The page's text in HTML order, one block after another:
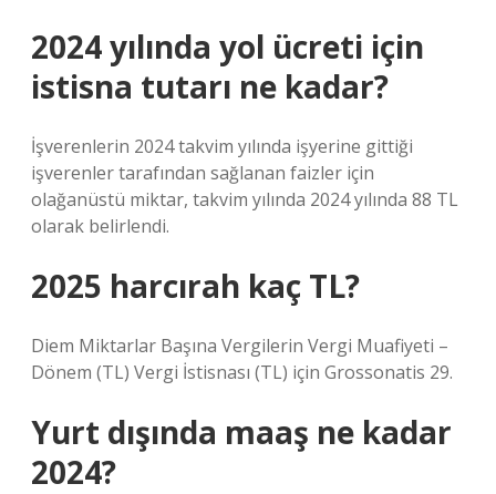
2024 yılında yol ücreti için
istisna tutarı ne kadar?
İşverenlerin 2024 takvim yılında işyerine gittiği
işverenler tarafından sağlanan faizler için
olağanüstü miktar, takvim yılında 2024 yılında 88 TL
olarak belirlendi.
2025 harcırah kaç TL?
Diem Miktarlar Başına Vergilerin Vergi Muafiyeti –
Dönem (TL) Vergi İstisnası (TL) için Grossonatis 29.
Yurt dışında maaş ne kadar
2024?